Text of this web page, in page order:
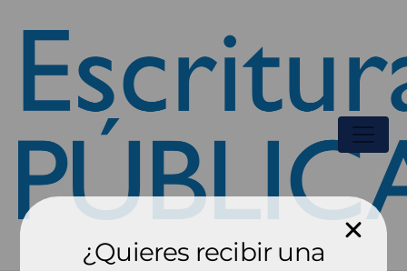
¿Quieres recibir una